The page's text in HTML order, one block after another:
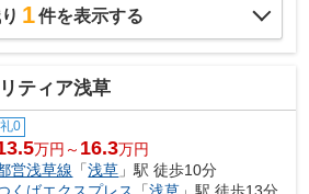
1件を表示する
ティア浅草
礼0
万円～ 16.3万円
営浅草線 「浅草 」駅 徒歩10分
くばエクスプレス
「浅草 」駅 徒歩13分